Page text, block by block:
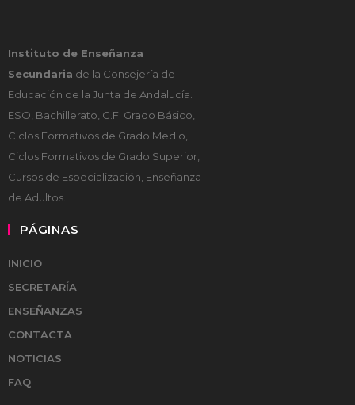
Instituto de Enseñanza
Secundaria de la Consejería de
Educación de la Junta de Andalucía.
ESO, Bachillerato, C.F. Grado Básico,
Ciclos Formativos de Grado Medio,
Ciclos Formativos de Grado Superior,
Cursos de Especialización, Enseñanza
de Adultos.
PÁGINAS
INICIO
SECRETARÍA
ENSEÑANZAS
CONTACTA
NOTICIAS
FAQ